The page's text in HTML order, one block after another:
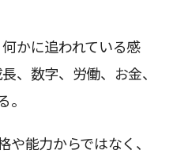
かに追われている感
、数字、労働、お金、
。
や能力からではなく、